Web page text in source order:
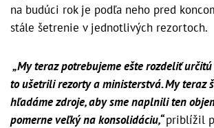
na budúci rok je podľa neho pred
stále šetrenie v jednotlivých rezortoch.
„My teraz potrebujeme ešte rozdeliť
to ušetrili rezorty a ministerstvá. My teraz
hľadáme zdroje, aby sme naplnili ten
pomerne veľký na konsolidáciu,“priblížil